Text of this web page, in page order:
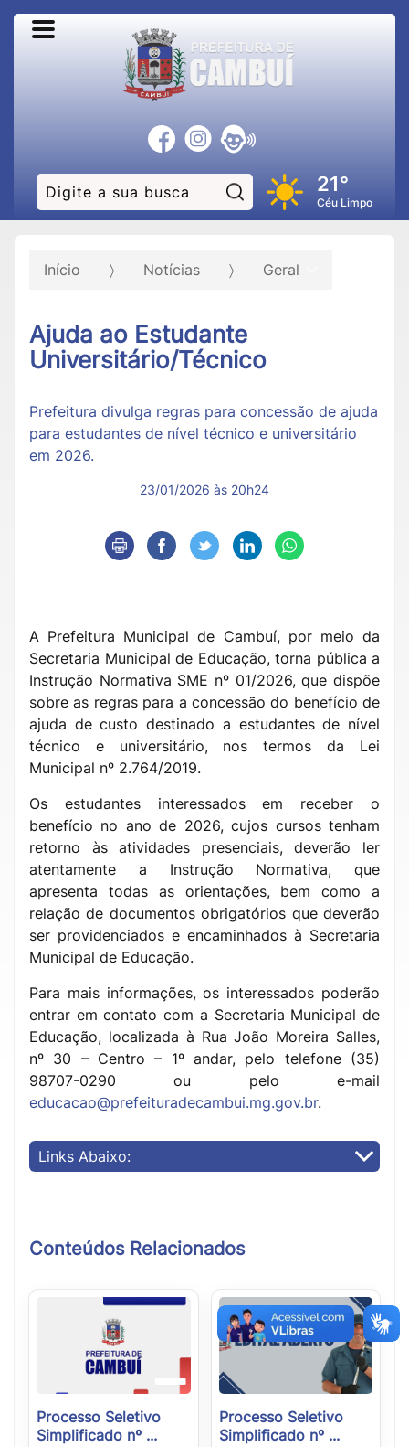
Pesquisar:21°
Céu Limpo
Início Notícias Geral
Ajuda ao Estudante
Universitário/Técnico
Prefeitura divulga regras para concessão de ajuda
para estudantes de nível técnico e universitário
em 2026.
23/01/2026 às 20h24
A Prefeitura Municipal de Cambuí, por meio da
Secretaria Municipal de Educação, torna pública a
Instrução Normativa SME nº 01/2026, que dispõe
sobre as regras para a concessão do benefício de
ajuda de custo destinado a estudantes de nível
técnico e universitário, nos termos da Lei
Municipal nº 2.764/2019.
Os estudantes interessados em receber o
benefício no ano de 2026, cujos cursos tenham
retorno às atividades presenciais, deverão ler
atentamente a Instrução Normativa, que
apresenta todas as orientações, bem como a
relação de documentos obrigatórios que deverão
ser providenciados e encaminhados à Secretaria
Municipal de Educação.
Para mais informações, os interessados poderão
entrar em contato com a Secretaria Municipal de
Educação, localizada à Rua João Moreira Salles,
nº 30 – Centro – 1º andar, pelo telefone (35)
98707-0290 ou pelo e-mail
educacao@prefeituradecambui.mg.gov.br.
Links Abaixo:
Conteúdos Relacionados
Processo Seletivo
Simplificado nº ...
Processo Seletivo
Simplificado nº ...